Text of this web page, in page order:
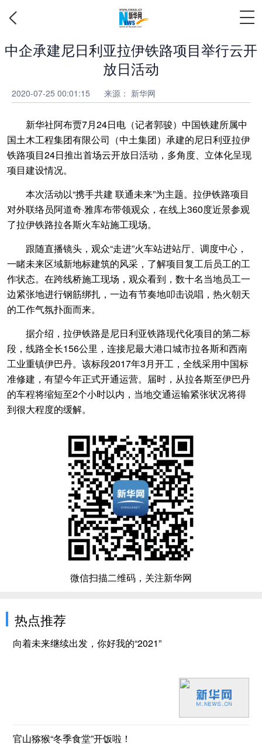
中企承建尼日利亚拉伊铁路项目举行云开
放日活动
2020-07-25 00:01:15 来源： 新华网
新华社阿布贾7月24日电（记者郭骏）中国铁建所属中
国土木工程集团有限公司（中土集团）承建的尼日利亚拉伊
铁路项目24日推出首场云开放日活动，多角度、立体化呈现
项目建设情况。
本次活动以“携手共建 联通未来”为主题。拉伊铁路项目
对外联络员阿道奇·雅库布带领观众，在线上360度近景参观
了拉伊铁路拉各斯火车站施工现场。
跟随直播镜头，观众“走进”火车站进站厅、调度中心，
一睹未来区域新地标建筑的风采，了解项目复工后员工的工
作状态。在跨线桥施工现场，观众看到，数十名当地员工一
边紧张地进行钢筋绑扎，一边有节奏地叩击说唱，热火朝天
的工作气氛扑面而来。
据介绍，拉伊铁路是尼日利亚铁路现代化项目的第二标
段，线路全长156公里，连接尼最大港口城市拉各斯和西南
工业重镇伊巴丹。该标段2017年3月开工，全线采用中国标
准修建，有望今年正式开通运营。届时，从拉各斯至伊巴丹
的车程将缩短至2个小时以内，当地交通运输紧张状况将得
到很大程度的缓解。
微信扫描二维码，关注新华网
热点推荐
向着未来继续出发，你好我的“2021”
官山猕猴“冬季食堂”开饭啦！